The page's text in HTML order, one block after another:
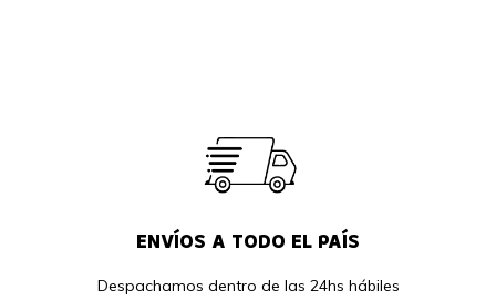
ENVÍOS A TODO EL PAÍS
Despachamos dentro de las 24hs hábiles